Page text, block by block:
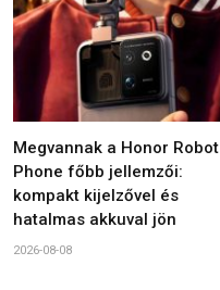
Megvannak a Honor Robot
Phone főbb jellemzői:
kompakt kijelzővel és
hatalmas akkuval jön
2026-08-08